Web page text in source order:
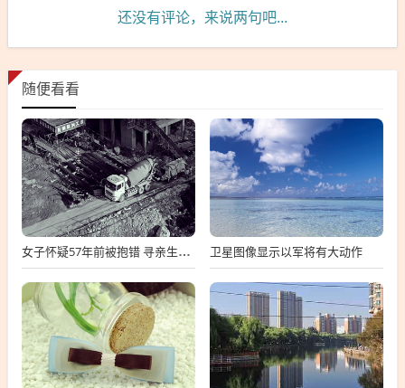
还没有评论，来说两句吧...
随便看看
女子怀疑57年前被抱错 寻亲生父母 卫星图像显示以军将有大动作